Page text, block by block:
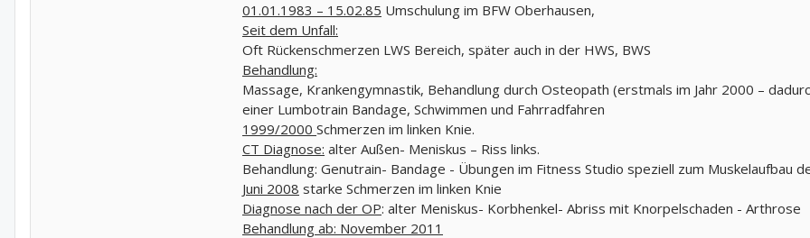
01.01.1983 – 15.02.85 Umschulung im BFW Oberhausen,
Seit dem Unfall:
Oft Rückenschmerzen LWS Bereich, später auch in der HWS, BWS
Behandlung:
Massage, Krankengymnastik, Behandlung durch Osteopath (erstmals im Jahr 2000 –
einer Lumbotrain Bandage, Schwimmen und Fahrradfahren
1999/2000 Schmerzen im linken Knie.
CT Diagnose: alter Außen- Meniskus – Riss links.
Behandlung: Genutrain- Bandage - Übungen im Fitness Studio speziell zum Muskelaufbau
Juni 2008 starke Schmerzen im linken Knie
Diagnose nach der OP: alter Meniskus- Korbhenkel- Abriss mit Knorpelschaden - Arthrose
Behandlung ab: November 2011